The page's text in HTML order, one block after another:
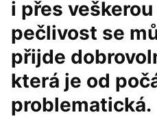
i přes
pečlivost se
přijde
která je od
problematická.